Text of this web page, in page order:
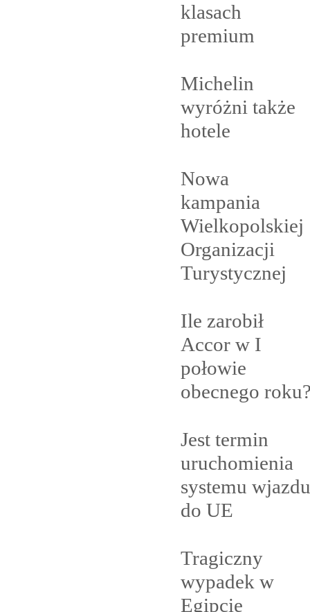
klasach
premium
Michelin
wyróżni także
hotele
Nowa
kampania
Wielkopolskiej
Organizacji
Turystycznej
Ile zarobił
Accor w I
połowie
obecnego
Jest termin
uruchomienia
systemu wjazdu
do UE
Tragiczny
wypadek w
Egipcie